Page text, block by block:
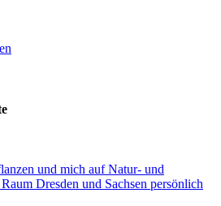
und mich auf Natur- und
Dresden und Sachsen persönlich